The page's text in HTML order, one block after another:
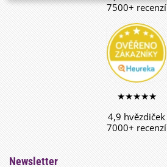
7500+ recenzí
★★★★★
4,9 hvězdiček
7000+ recenzí
Newsletter